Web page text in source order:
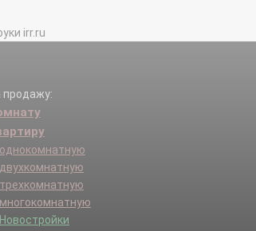
irr.ru
продажу:
однокомнатную
двухкомнатную
трехкомнатную
многокомнатную
Новостройки